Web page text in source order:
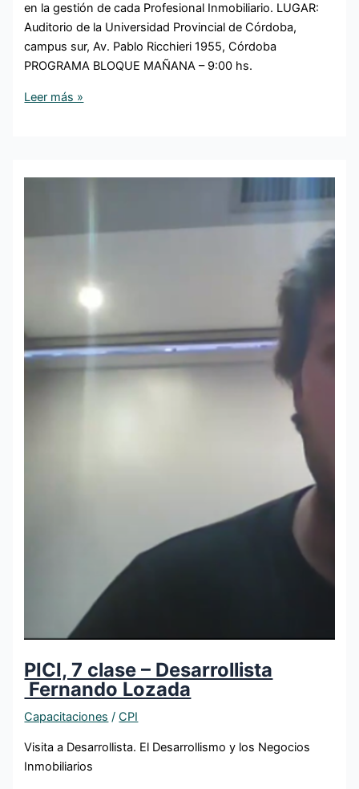
en la gestión de cada Profesional Inmobiliario. LUGAR:
Auditorio de la Universidad Provincial de Córdoba,
campus sur, Av. Pablo Ricchieri 1955, Córdoba
PROGRAMA BLOQUE MAÑANA – 9:00 hs.
Leer más »
PICI, 7 clase – Desarrollista
Fernando Lozada
Capacitaciones /CPI
Visita a Desarrollista. El Desarrollismo y los Negocios
Inmobiliarios